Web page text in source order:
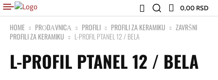
0,00 RSD
HOME PRОDАVNICА PROFILI PROFILI ZA KERAMIKU
ZAVRŠNI
PROFILI ZA KERAMIKU
L-PROFIL PTANEL 12 / BELA
L-PROFIL PTANEL 12 / BELA